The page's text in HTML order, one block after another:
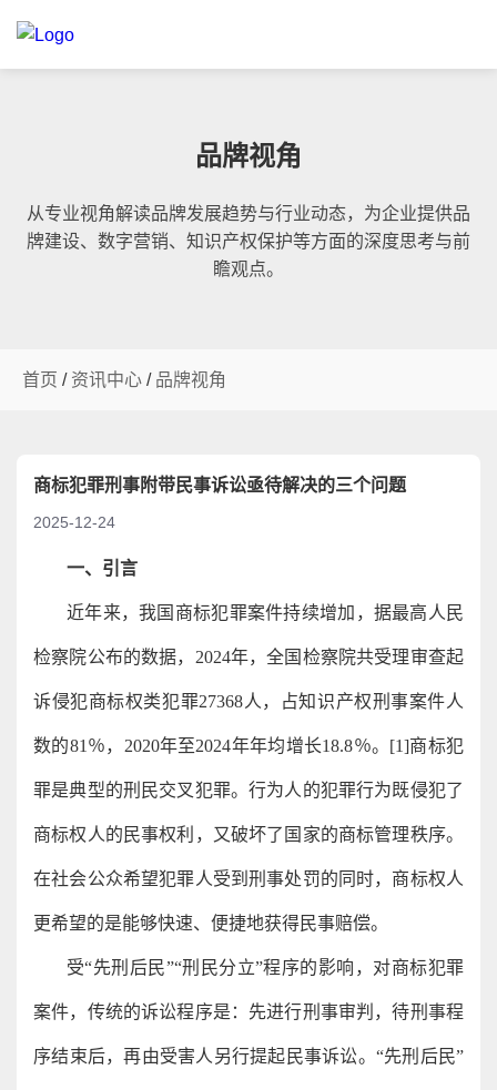
品牌视角
从专业视角解读品牌发展趋势与行业动态，为企业提供品
牌建设、数字营销、知识产权保护等方面的深度思考与前
瞻观点。
首页 / 资讯中心 / 品牌视角
商标犯罪刑事附带民事诉讼亟待解决的三个问题
2025-12-24
一、引言
近年来，我国商标犯罪案件持续增加，据最高人民
检察院公布的数据，2024年，全国检察院共受理审查起
诉侵犯商标权类犯罪27368人，占知识产权刑事案件人
数的81％，2020年至2024年年均增长18.8％。[1]商标犯
罪是典型的刑民交叉犯罪。行为人的犯罪行为既侵犯了
商标权人的民事权利，又破坏了国家的商标管理秩序。
在社会公众希望犯罪人受到刑事处罚的同时，商标权人
更希望的是能够快速、便捷地获得民事赔偿。
受“先刑后民”“刑民分立”程序的影响，对商标犯罪
案件，传统的诉讼程序是：先进行刑事审判，待刑事程
序结束后，再由受害人另行提起民事诉讼。“先刑后民”